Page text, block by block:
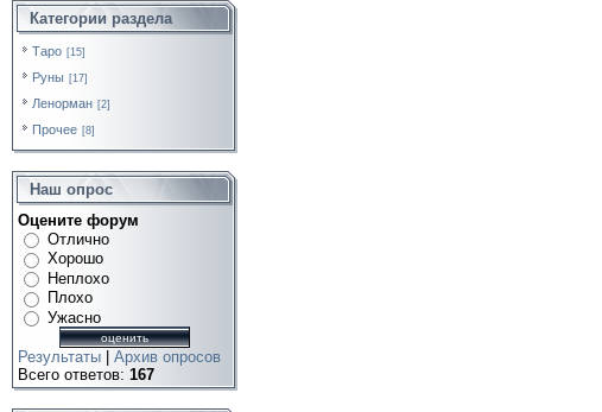
Категории раздела
Таро [15]
Руны [17]
Ленорман [2]
Прочее [8]
Наш опрос
Оцените форум
Отлично
Хорошо
Неплохо
Плохо
Ужасно
Результаты
Архив опросов
Всего ответов: 167